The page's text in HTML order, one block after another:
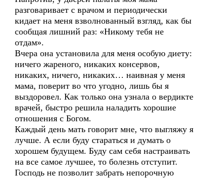
разговаривает с врачом и периодически
кидает на меня взволнованный взгляд, как бы
сообщая лишний раз: «Никому тебя не
отдам».
Вчера она установила для меня особую диету:
ничего жареного, никаких консервов,
никаких, ничего, никаких… наивная у меня
мама, поверит во что угодно, лишь бы я
выздоровел. Как только она узнала о вердикте
врачей, быстро решила наладить хорошие
отношения с Богом.
Каждый день мать говорит мне, что выгляжу я
лучше. А если буду стараться и думать о
хорошем будущем. Буду сам себя настраивать
на все самое лучшее, то болезнь отступит.
Господь не позволит забрать непорочную